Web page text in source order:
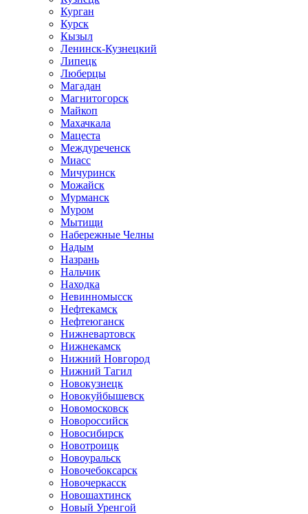
Курган
Курск
Кызыл
Ленинск-Кузнецкий
Липецк
Люберцы
Магадан
Магнитогорск
Майкоп
Махачкала
Мацеста
Междуреченск
Миасс
Мичуринск
Можайск
Мурманск
Муром
Мытищи
Набережные Челны
Надым
Назрань
Нальчик
Находка
Невинномысск
Нефтекамск
Нефтеюганск
Нижневартовск
Нижнекамск
Нижний Новгород
Нижний Тагил
Новокузнецк
Новокуйбышевск
Новомосковск
Новороссийск
Новосибирск
Новотроицк
Новоуральск
Новочебоксарск
Новочеркасск
Новошахтинск
Новый Уренгой